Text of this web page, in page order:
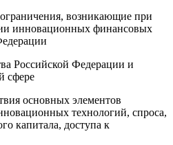
возникающие при
инновационных финансовых
Российской Федерации и
сфере
основных элементов
технологий, спроса,
капитала, доступа к